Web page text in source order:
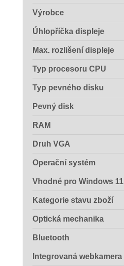
Výrobce
Úhlopříčka displeje
Max. rozlišení displeje
Typ procesoru CPU
Typ pevného disku
Pevný disk
RAM
Druh VGA
Operační systém
Vhodné pro Windows 11
Kategorie stavu zboží
Optická mechanika
Bluetooth
Integrovaná webkamera